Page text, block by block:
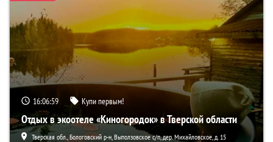
16:06:58 Купи первым!
Отдых в экоотеле «Киногородок» в Тверской области
Тверская обл., Бологовский р-н, Выползовское с/п, дер. Михайловское, д. 15